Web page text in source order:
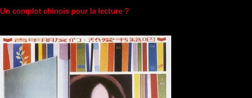
Un complot chinois pour la lecture ?